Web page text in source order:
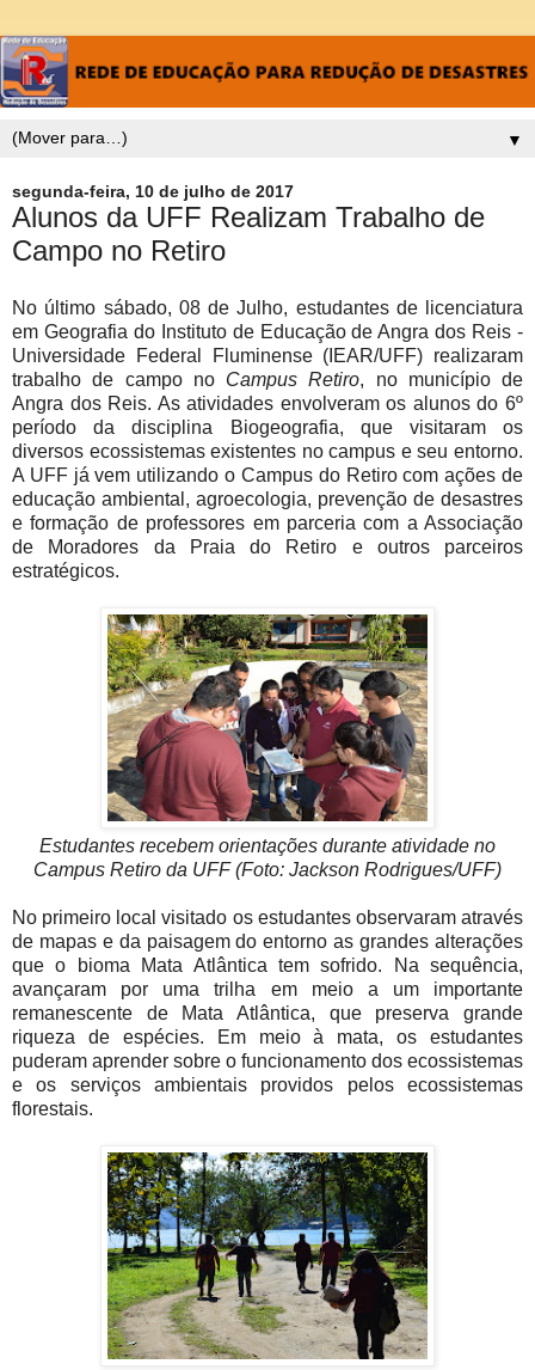
▼
segunda-feira, 10 de julho de 2017
Alunos da UFF Realizam Trabalho de
Campo no Retiro
No último sábado, 08 de Julho, estudantes de licenciatura
em Geografia do Instituto de Educação de Angra dos Reis -
Universidade Federal Fluminense (IEAR/UFF) realizaram
trabalho de campo no Campus Retiro, no município de
Angra dos Reis. As atividades envolveram os alunos do 6º
período da disciplina Biogeografia, que visitaram os
diversos ecossistemas existentes no campus e seu entorno.
A UFF já vem utilizando o Campus do Retiro com ações de
educação ambiental, agroecologia, prevenção de desastres
e formação de professores em parceria com a Associação
de Moradores da Praia do Retiro e outros parceiros
estratégicos.
Estudantes recebem orientações durante atividade no
Campus Retiro da UFF (Foto: Jackson Rodrigues/UFF)
No primeiro local visitado os estudantes observaram através
de mapas e da paisagem do entorno as grandes alterações
que o bioma Mata Atlântica tem sofrido. Na sequência,
avançaram por uma trilha em meio a um importante
remanescente de Mata Atlântica, que preserva grande
riqueza de espécies. Em meio à mata, os estudantes
puderam aprender sobre o funcionamento dos ecossistemas
e os serviços ambientais providos pelos ecossistemas
florestais.